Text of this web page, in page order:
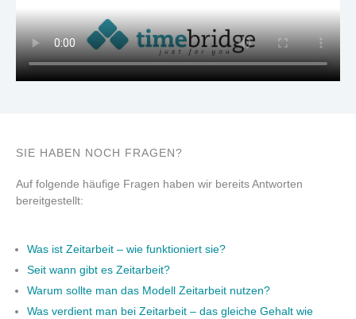
SIE HABEN NOCH FRAGEN?
Auf folgende häufige Fragen haben wir bereits Antworten
bereitgestellt:
Was ist Zeitarbeit – wie funktioniert sie?
Seit wann gibt es Zeitarbeit?
Warum sollte man das Modell Zeitarbeit nutzen?
Was verdient man bei Zeitarbeit – das gleiche Gehalt wie